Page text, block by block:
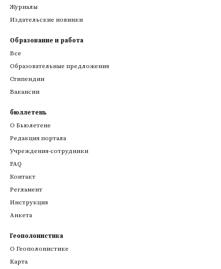
Журналы
Издательские новинки
Образование и работа
Все
Образовательные предложения
Стипендии
Вакансии
бюллетень
О Бьюлетене
Редакция портала
Учреждения-сотрудники
FAQ
Контакт
Регламент
Инструкция
Анкета
Геополонистика
О Геополонистике
Kарта